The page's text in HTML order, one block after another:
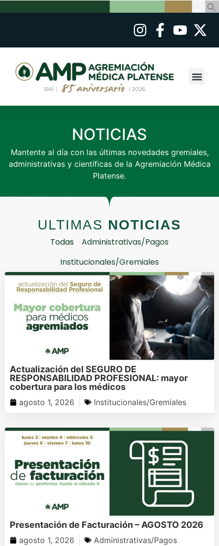
NOTICIAS
Mantente al día con las últimas novedades gremiales,
administrativas y científicas de la Agremiación Médica
Platense.
ULTIMAS NOTICIAS
Administrativas/Pagos
Institucionales/Gremiales
Todas
Actualización del SEGURO DE
RESPONSABILIDAD PROFESIONAL: mayor
cobertura para los médicos
agosto 1, 2026 Institucionales/Gremiales
Presentación de Facturación – AGOSTO 2026
agosto 1, 2026 Administrativas/Pagos